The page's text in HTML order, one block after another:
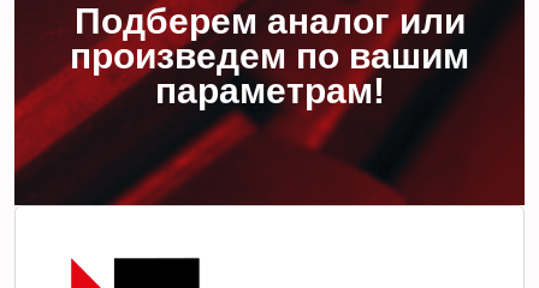
Подберем аналог или
произведем по вашим
параметрам!